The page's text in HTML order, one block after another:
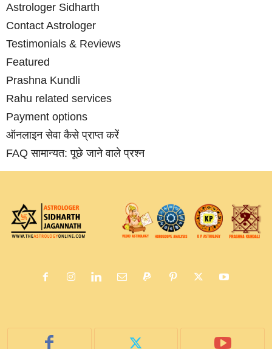
Astrologer Sidharth
Contact Astrologer
Testimonials & Reviews
Featured
Prashna Kundli
Rahu related services
Payment options
ऑनलाइन सेवा कैसे प्राप्‍त करें
FAQ सामान्‍यत: पूछे जाने वाले प्रश्‍न